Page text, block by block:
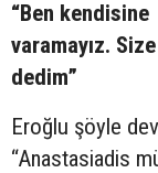
“Ben
varamayız.
dedim”
Eroğlu şöyle
“Anastasiadis